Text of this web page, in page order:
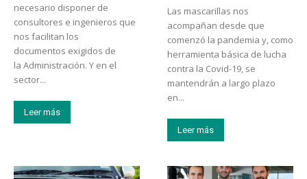
necesario disponer de
consultores e ingenieros que
nos facilitan los
documentos exigidos de
la Administración. Y en el
sector...
Leer más
Las mascarillas nos
acompañan desde que
comenzó la pandemia y, como
herramienta básica de lucha
contra la Covid-19, se
mantendrán a largo plazo
en...
Leer más